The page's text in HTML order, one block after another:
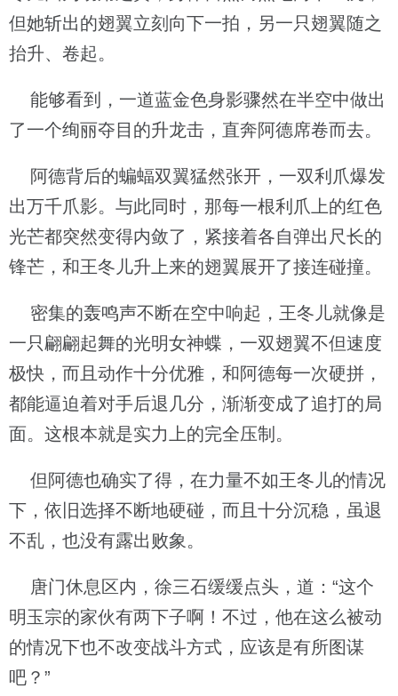
但她斩出的翅翼立刻向下一拍，另一只翅翼随之
抬升、卷起。
能够看到，一道蓝金色身影骤然在半空中做出
了一个绚丽夺目的升龙击，直奔阿德席卷而去。
阿德背后的蝙蝠双翼猛然张开，一双利爪爆发
出万千爪影。与此同时，那每一根利爪上的红色
光芒都突然变得内敛了，紧接着各自弹出尺长的
锋芒，和王冬儿升上来的翅翼展开了接连碰撞。
密集的轰鸣声不断在空中响起，王冬儿就像是
一只翩翩起舞的光明女神蝶，一双翅翼不但速度
极快，而且动作十分优雅，和阿德每一次硬拼，
都能逼迫着对手后退几分，渐渐变成了追打的局
面。这根本就是实力上的完全压制。
但阿德也确实了得，在力量不如王冬儿的情况
下，依旧选择不断地硬碰，而且十分沉稳，虽退
不乱，也没有露出败象。
唐门休息区内，徐三石缓缓点头，道：“这个
明玉宗的家伙有两下子啊！不过，他在这么被动
的情况下也不改变战斗方式，应该是有所图谋
吧？”